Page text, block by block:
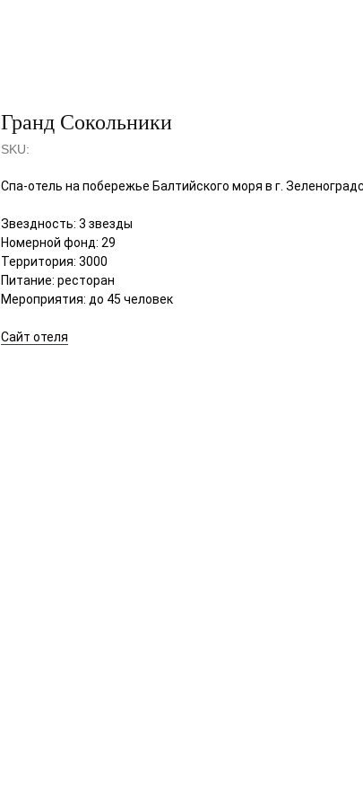
Гранд Сокольники
SKU:
Спа-отель на побережье Балтийского моря в г.
Звездность: 3 звезды
Номерной фонд: 29
Территория: 3000
Питание: ресторан
Мероприятия: до 45 человек
Сайт отеля